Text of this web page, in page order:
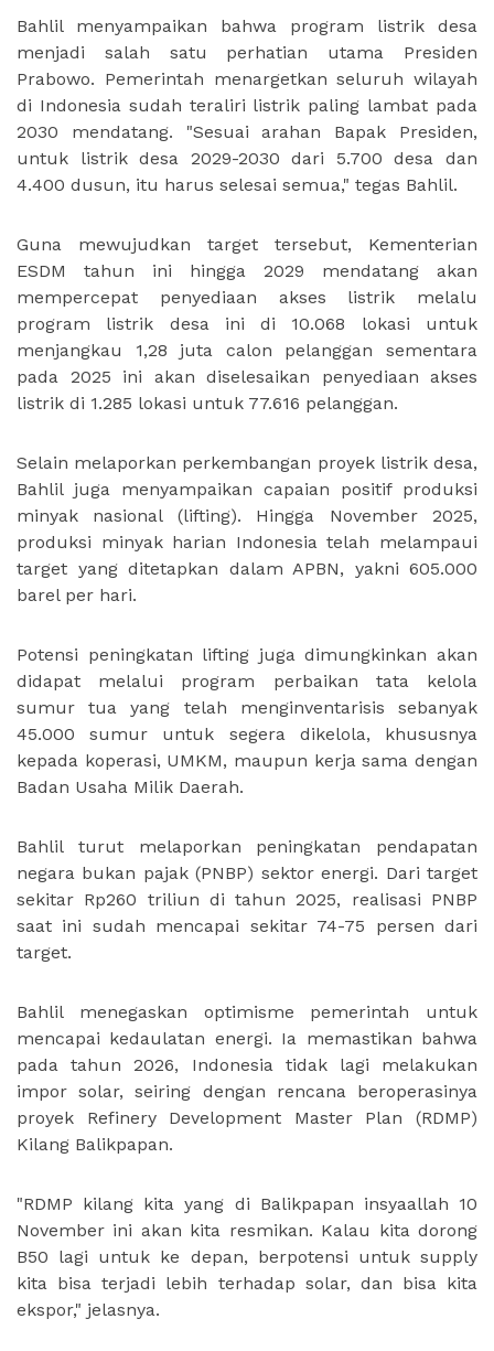
Bahlil menyampaikan bahwa program listrik desa
menjadi salah satu perhatian utama Presiden
Prabowo. Pemerintah menargetkan seluruh wilayah
di Indonesia sudah teraliri listrik paling lambat pada
2030 mendatang. "Sesuai arahan Bapak Presiden,
untuk listrik desa 2029-2030 dari 5.700 desa dan
4.400 dusun, itu harus selesai semua," tegas Bahlil.
Guna mewujudkan target tersebut, Kementerian
ESDM tahun ini hingga 2029 mendatang akan
mempercepat penyediaan akses listrik melalu
program listrik desa ini di 10.068 lokasi untuk
menjangkau 1,28 juta calon pelanggan sementara
pada 2025 ini akan diselesaikan penyediaan akses
listrik di 1.285 lokasi untuk 77.616 pelanggan.
Selain melaporkan perkembangan proyek listrik desa,
Bahlil juga menyampaikan capaian positif produksi
minyak nasional (lifting). Hingga November 2025,
produksi minyak harian Indonesia telah melampaui
target yang ditetapkan dalam APBN, yakni 605.000
barel per hari.
Potensi peningkatan lifting juga dimungkinkan akan
didapat melalui program perbaikan tata kelola
sumur tua yang telah menginventarisis sebanyak
45.000 sumur untuk segera dikelola, khususnya
kepada koperasi, UMKM, maupun kerja sama dengan
Badan Usaha Milik Daerah.
Bahlil turut melaporkan peningkatan pendapatan
negara bukan pajak (PNBP) sektor energi. Dari target
sekitar Rp260 triliun di tahun 2025, realisasi PNBP
saat ini sudah mencapai sekitar 74-75 persen dari
target.
Bahlil menegaskan optimisme pemerintah untuk
mencapai kedaulatan energi. Ia memastikan bahwa
pada tahun 2026, Indonesia tidak lagi melakukan
impor solar, seiring dengan rencana beroperasinya
proyek Refinery Development Master Plan (RDMP)
Kilang Balikpapan.
"RDMP kilang kita yang di Balikpapan insyaallah 10
November ini akan kita resmikan. Kalau kita dorong
B50 lagi untuk ke depan, berpotensi untuk supply
kita bisa terjadi lebih terhadap solar, dan bisa kita
ekspor," jelasnya.